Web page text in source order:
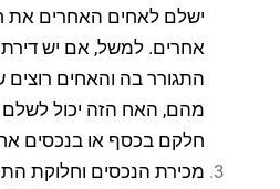
ישלם לאחים האחרים את
אחרים. למשל, אם יש
התגורר בה והאחים
מהם, האח הזה יכול
חלקם בכסף או בנכסים
מכירת הנכסים וחלוקת